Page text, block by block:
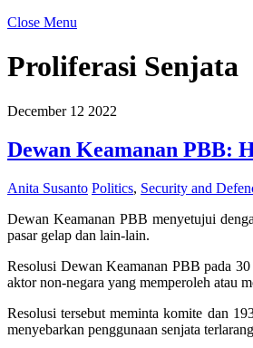
Close Menu
Proliferasi Senjata
December 12 2022
Dewan Keamanan PBB:
Anita Susanto Politics, Security and
Dewan Keamanan PBB menyetujui
pasar gelap dan lain-lain.
Resolusi Dewan Keamanan PBB pada
aktor non-negara yang memperoleh atau
Resolusi tersebut meminta komite dan
menyebarkan penggunaan senjata